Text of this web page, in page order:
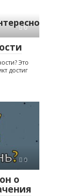
0
Это
достиг
0
о